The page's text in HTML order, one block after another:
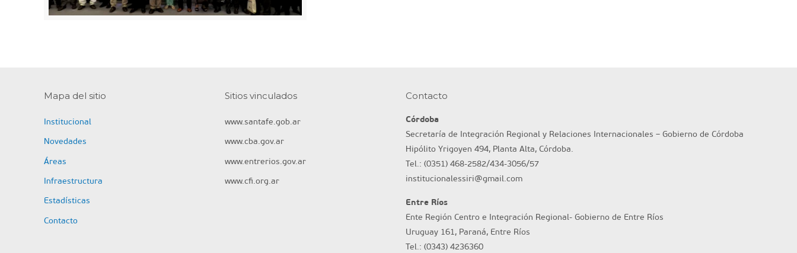
Mapa del sitio
Institucional
Novedades
Áreas
Infraestructura
Estadísticas
Contacto
Sitios vinculados
www.santafe.gob.ar
www.cba.gov.ar
www.entrerios.gov.ar
www.cfi.org.ar
Contacto
Córdoba
Secretaría de Integración Regional y Relaciones Internacionales – Gobierno de Córdoba
Hipólito Yrigoyen 494, Planta Alta, Córdoba.
Tel.: (0351) 468-2582/434-3056/57
institucionalessiri@gmail.com
Entre Ríos
Ente Región Centro e Integración Regional- Gobierno de Entre Ríos
Uruguay 161, Paraná, Entre Ríos
Tel.: (0343) 4236360